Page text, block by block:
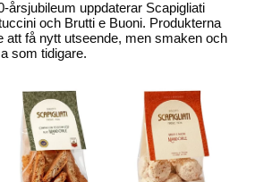
årsjubileum uppdaterar Scapigliati
och Brutti e Buoni. Produkterna
att få nytt utseende, men smaken och
som tidigare.